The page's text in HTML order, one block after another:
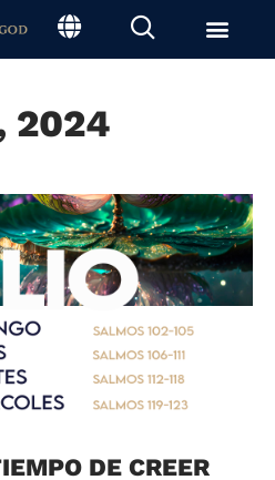
2024
DE CREER